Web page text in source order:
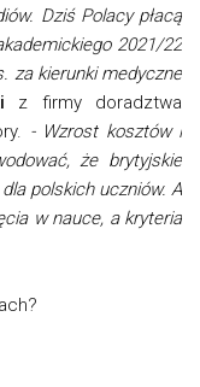
Dziś Polacy płacą
2021/22
za kierunki medyczne
z firmy doradztwa
- Wzrost kosztów i
że brytyjskie
polskich uczniów. A
w nauce, a kryteria